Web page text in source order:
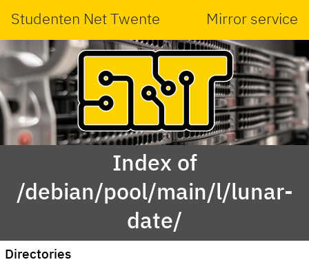
Studenten Net Twente Mirror service
Index of
/debian/pool/main/l/lunar-
date/
Directories